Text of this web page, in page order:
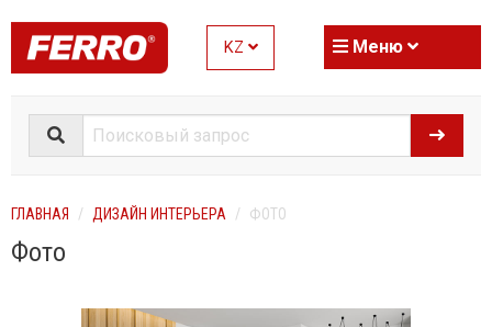
KZ Меню
ГЛАВНАЯ ДИЗАЙН ИНТЕРЬЕРА ФОТО
Фото